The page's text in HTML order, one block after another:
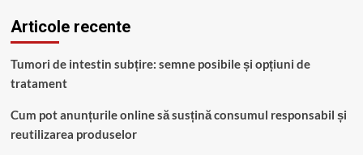
Articole recente
Tumori de intestin subțire: semne posibile și opțiuni de
tratament
Cum pot anunțurile online să susțină consumul responsabil și
reutilizarea produselor